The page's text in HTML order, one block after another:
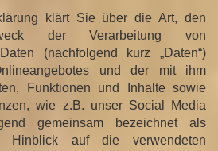
klärt Sie über die Art, den
der Verarbeitung von
(nachfolgend kurz „Daten“)
und der mit ihm
Funktionen und Inhalte sowie
wie z.B. unser Social Media
gemeinsam bezeichnet als
Hinblick auf die verwendeten